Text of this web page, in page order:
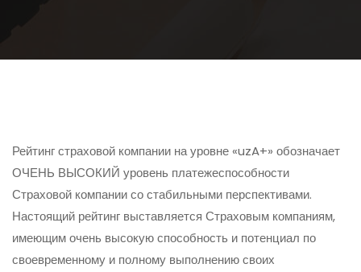
Рейтинг страховой компании на уровне «uzA+» обозначает
ОЧЕНЬ ВЫСОКИЙ уровень платежеспособности
Страховой компании со стабильными перспективами.
Настоящий рейтинг выставляется Страховым компаниям,
имеющим очень высокую способность и потенциал по
своевременному и полному выполнению своих